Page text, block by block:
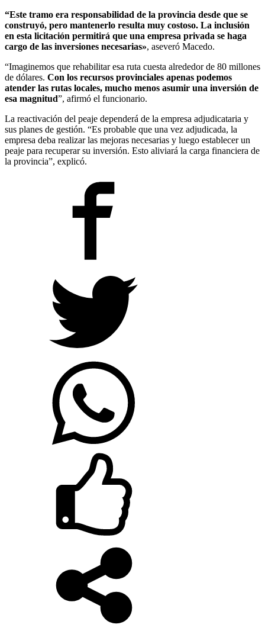
“Este tramo era responsabilidad de la provincia desde que se
construyó, pero mantenerlo resulta muy costoso. La inclusión
en esta licitación permitirá que una empresa privada se haga
cargo de las inversiones necesarias», aseveró Macedo.
“Imaginemos que rehabilitar esa ruta cuesta alrededor de 80 millones
de dólares. Con los recursos provinciales apenas podemos
atender las rutas locales, mucho menos asumir una inversión de
esa magnitud”, afirmó el funcionario.
La reactivación del peaje dependerá de la empresa adjudicataria y
sus planes de gestión. “Es probable que una vez adjudicada, la
empresa deba realizar las mejoras necesarias y luego establecer un
peaje para recuperar su inversión. Esto aliviará la carga financiera de
la provincia”, explicó.